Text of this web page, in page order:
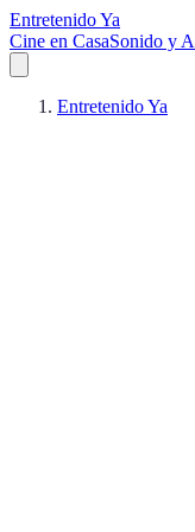
Entretenido Ya
Cine en CasaSonido y
Entretenido Ya